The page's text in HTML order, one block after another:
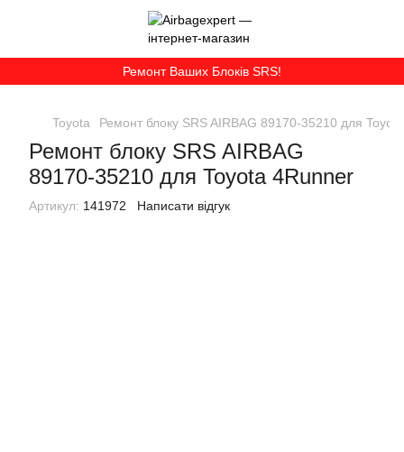
Ремонт Ваших Блоків SRS!
Toyota Ремонт блоку SRS AIRBAG 89170-35210 для
Ремонт блоку SRS AIRBAG
89170-35210 для Toyota 4Runner
Артикул: 141972 Написати відгук